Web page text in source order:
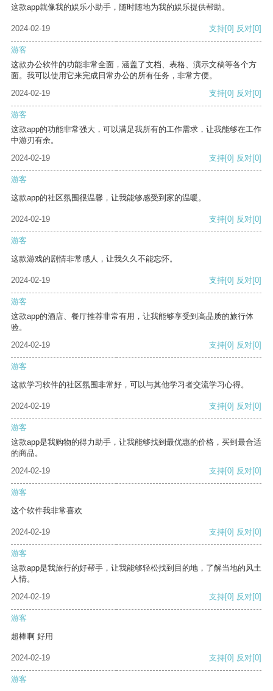
这款app就像我的娱乐小助手，随时随地为我的娱乐提供帮助。
2024-02-19 支持[0] 反对[0]
游客
这款办公软件的功能非常全面，涵盖了文档、表格、演示文稿等各个方
面。我可以使用它来完成日常办公的所有任务，非常方便。
2024-02-19
支持[0] 反对[0]
游客
这款app的功能非常强大，可以满足我所有的工作需求，让我能够在工作
中游刃有余。
2024-02-19
支持[0] 反对[0]
游客
这款app的社区氛围很温馨，让我能够感受到家的温暖。
2024-02-19 支持[0] 反对[0]
游客
这款游戏的剧情非常感人，让我久久不能忘怀。
2024-02-19 支持[0] 反对[0]
游客
这款app的酒店、餐厅推荐非常有用，让我能够享受到高品质的旅行体
验。
2024-02-19
支持[0] 反对[0]
游客
这款学习软件的社区氛围非常好，可以与其他学习者交流学习心得。
2024-02-19 支持[0] 反对[0]
游客
这款app是我购物的得力助手，让我能够找到最优惠的价格，买到最合适
的商品。
2024-02-19
支持[0] 反对[0]
游客
这个软件我非常喜欢
2024-02-19 支持[0] 反对[0]
游客
这款app是我旅行的好帮手，让我能够轻松找到目的地，了解当地的风土
人情。
2024-02-19
支持[0] 反对[0]
游客
超棒啊 好用
2024-02-19 支持[0] 反对[0]
游客